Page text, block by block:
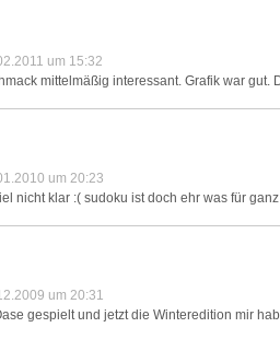
um 15:32
mittelmäßig interessant. Grafik war
um 20:23
nicht klar :( sudoku ist doch ehr was für
um 20:31
gespielt und jetzt die Winteredition mir